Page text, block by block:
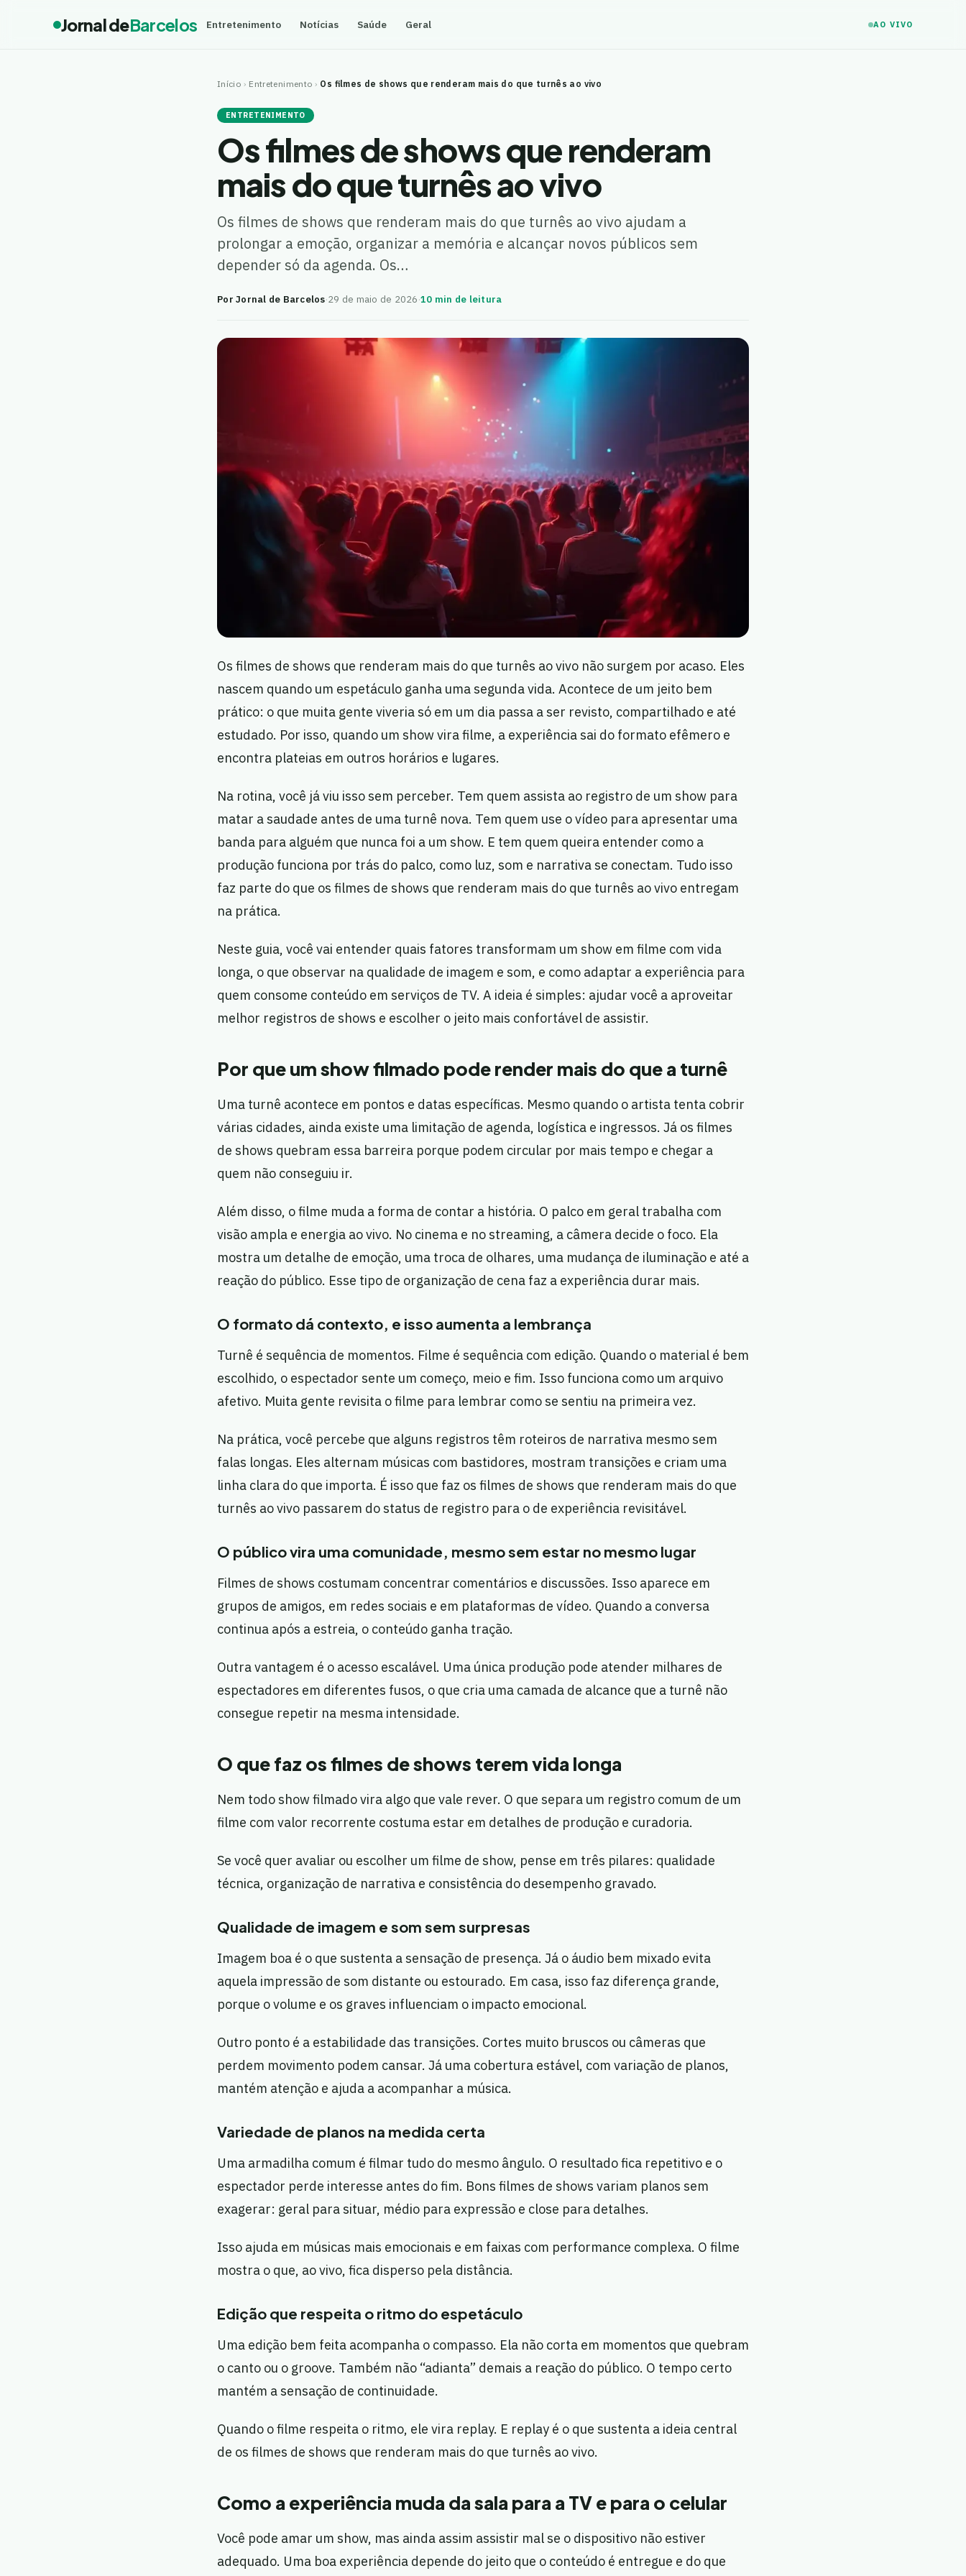
Jornal deBarcelos Entretenimento Notícias Saúde Geral AO VIVO
Início › Entretenimento › Os filmes de shows que renderam mais do que turnês ao vivo
ENTRETENIMENTO
Os filmes de shows que renderam
mais do que turnês ao vivo
Os filmes de shows que renderam mais do que turnês ao vivo ajudam a
prolongar a emoção, organizar a memória e alcançar novos públicos sem
depender só da agenda. Os…
Por Jornal de Barcelos·29 de maio de 2026·10 min de leitura
Os filmes de shows que renderam mais do que turnês ao vivo não surgem por acaso. Eles
nascem quando um espetáculo ganha uma segunda vida. Acontece de um jeito bem
prático: o que muita gente viveria só em um dia passa a ser revisto, compartilhado e até
estudado. Por isso, quando um show vira filme, a experiência sai do formato efêmero e
encontra plateias em outros horários e lugares.
Na rotina, você já viu isso sem perceber. Tem quem assista ao registro de um show para
matar a saudade antes de uma turnê nova. Tem quem use o vídeo para apresentar uma
banda para alguém que nunca foi a um show. E tem quem queira entender como a
produção funciona por trás do palco, como luz, som e narrativa se conectam. Tudo isso
faz parte do que os filmes de shows que renderam mais do que turnês ao vivo entregam
na prática.
Neste guia, você vai entender quais fatores transformam um show em filme com vida
longa, o que observar na qualidade de imagem e som, e como adaptar a experiência para
quem consome conteúdo em serviços de TV. A ideia é simples: ajudar você a aproveitar
melhor registros de shows e escolher o jeito mais confortável de assistir.
Por que um show filmado pode render mais do que a turnê
Uma turnê acontece em pontos e datas específicas. Mesmo quando o artista tenta cobrir
várias cidades, ainda existe uma limitação de agenda, logística e ingressos. Já os filmes
de shows quebram essa barreira porque podem circular por mais tempo e chegar a
quem não conseguiu ir.
Além disso, o filme muda a forma de contar a história. O palco em geral trabalha com
visão ampla e energia ao vivo. No cinema e no streaming, a câmera decide o foco. Ela
mostra um detalhe de emoção, uma troca de olhares, uma mudança de iluminação e até a
reação do público. Esse tipo de organização de cena faz a experiência durar mais.
O formato dá contexto, e isso aumenta a lembrança
Turnê é sequência de momentos. Filme é sequência com edição. Quando o material é bem
escolhido, o espectador sente um começo, meio e fim. Isso funciona como um arquivo
afetivo. Muita gente revisita o filme para lembrar como se sentiu na primeira vez.
Na prática, você percebe que alguns registros têm roteiros de narrativa mesmo sem
falas longas. Eles alternam músicas com bastidores, mostram transições e criam uma
linha clara do que importa. É isso que faz os filmes de shows que renderam mais do que
turnês ao vivo passarem do status de registro para o de experiência revisitável.
O público vira uma comunidade, mesmo sem estar no mesmo lugar
Filmes de shows costumam concentrar comentários e discussões. Isso aparece em
grupos de amigos, em redes sociais e em plataformas de vídeo. Quando a conversa
continua após a estreia, o conteúdo ganha tração.
Outra vantagem é o acesso escalável. Uma única produção pode atender milhares de
espectadores em diferentes fusos, o que cria uma camada de alcance que a turnê não
consegue repetir na mesma intensidade.
O que faz os filmes de shows terem vida longa
Nem todo show filmado vira algo que vale rever. O que separa um registro comum de um
filme com valor recorrente costuma estar em detalhes de produção e curadoria.
Se você quer avaliar ou escolher um filme de show, pense em três pilares: qualidade
técnica, organização de narrativa e consistência do desempenho gravado.
Qualidade de imagem e som sem surpresas
Imagem boa é o que sustenta a sensação de presença. Já o áudio bem mixado evita
aquela impressão de som distante ou estourado. Em casa, isso faz diferença grande,
porque o volume e os graves influenciam o impacto emocional.
Outro ponto é a estabilidade das transições. Cortes muito bruscos ou câmeras que
perdem movimento podem cansar. Já uma cobertura estável, com variação de planos,
mantém atenção e ajuda a acompanhar a música.
Variedade de planos na medida certa
Uma armadilha comum é filmar tudo do mesmo ângulo. O resultado fica repetitivo e o
espectador perde interesse antes do fim. Bons filmes de shows variam planos sem
exagerar: geral para situar, médio para expressão e close para detalhes.
Isso ajuda em músicas mais emocionais e em faixas com performance complexa. O filme
mostra o que, ao vivo, fica disperso pela distância.
Edição que respeita o ritmo do espetáculo
Uma edição bem feita acompanha o compasso. Ela não corta em momentos que quebram
o canto ou o groove. Também não “adianta” demais a reação do público. O tempo certo
mantém a sensação de continuidade.
Quando o filme respeita o ritmo, ele vira replay. E replay é o que sustenta a ideia central
de os filmes de shows que renderam mais do que turnês ao vivo.
Como a experiência muda da sala para a TV e para o celular
Você pode amar um show, mas ainda assim assistir mal se o dispositivo não estiver
adequado. Uma boa experiência depende do jeito que o conteúdo é entregue e do que